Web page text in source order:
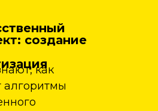
создание
как
алгоритмы